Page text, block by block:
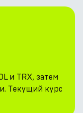
и TRX, затем
Текущий курс